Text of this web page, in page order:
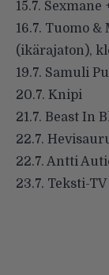
15.7. Sexmane
16.7. Tuomo
(ikärajaton),
19.7. Samuli
20.7. Knipi
21.7. Beast In
22.7.
22.7. Antti
23.7. Teksti-